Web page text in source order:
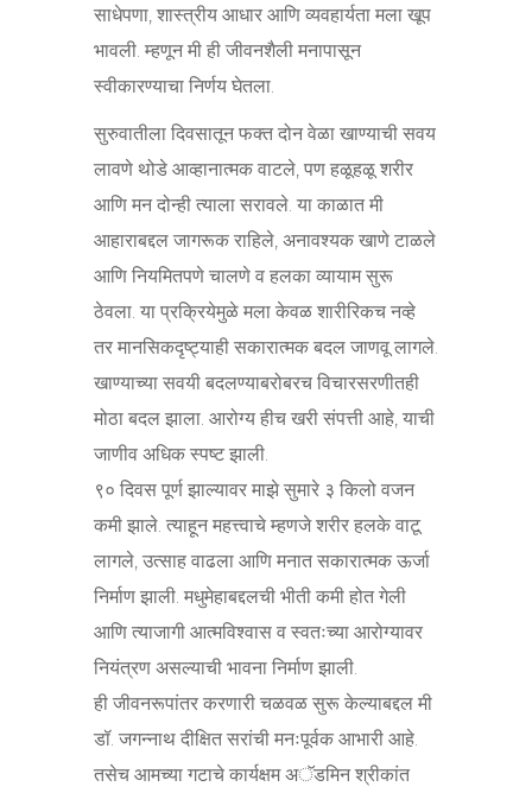
साधेपणा, शास्त्रीय आधार आणि व्यवहार्यता मला खूप
भावली. म्हणून मी ही जीवनशैली मनापासून
स्वीकारण्याचा निर्णय घेतला.
सुरुवातीला दिवसातून फक्त दोन वेळा खाण्याची सवय
लावणे थोडे आव्हानात्मक वाटले, पण हळूहळू शरीर
आणि मन दोन्ही त्याला सरावले. या काळात मी
आहाराबद्दल जागरूक राहिले, अनावश्यक खाणे टाळले
आणि नियमितपणे चालणे व हलका व्यायाम सुरू
ठेवला. या प्रक्रियेमुळे मला केवळ शारीरिकच नव्हे
तर मानसिकदृष्ट्याही सकारात्मक बदल जाणवू लागले.
खाण्याच्या सवयी बदलण्याबरोबरच विचारसरणीतही
मोठा बदल झाला. आरोग्य हीच खरी संपत्ती आहे, याची
जाणीव अधिक स्पष्ट झाली.
९० दिवस पूर्ण झाल्यावर माझे सुमारे ३ किलो वजन
कमी झाले. त्याहून महत्त्वाचे म्हणजे शरीर हलके वाटू
लागले, उत्साह वाढला आणि मनात सकारात्मक ऊर्जा
निर्माण झाली. मधुमेहाबद्दलची भीती कमी होत गेली
आणि त्याजागी आत्मविश्वास व स्वतःच्या आरोग्यावर
नियंत्रण असल्याची भावना निर्माण झाली.
ही जीवनरूपांतर करणारी चळवळ सुरू केल्याबद्दल मी
डॉ. जगन्नाथ दीक्षित सरांची मनःपूर्वक आभारी आहे.
तसेच आमच्या गटाचे कार्यक्षम अॅडमिन श्रीकांत